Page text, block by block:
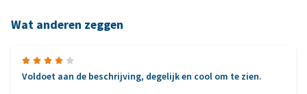
Wat anderen zeggen
Voldoet aan de beschrijving, degelijk en cool om te zien.